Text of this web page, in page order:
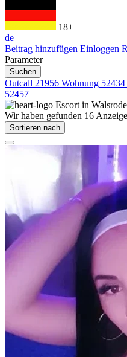
18+
de
Beitrag hinzufügen Einloggen
Parameter
Suchen
Outcall 21956 Wohnung 52434
52457
Escort in Walsrode
Wir haben gefunden 16
Sortieren nach